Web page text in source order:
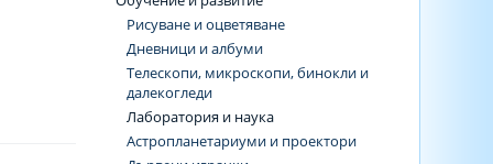
Рисуване и оцветяване
Дневници и албуми
Телескопи, микроскопи, бинокли и
далекогледи
Лаборатория и наука
Астропланетариуми и проектори